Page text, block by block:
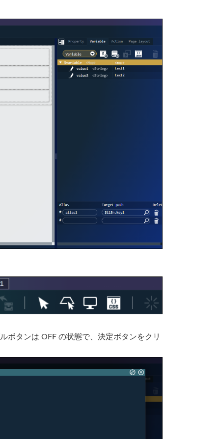
ボタンは OFF の状態で、決定ボタンをクリ